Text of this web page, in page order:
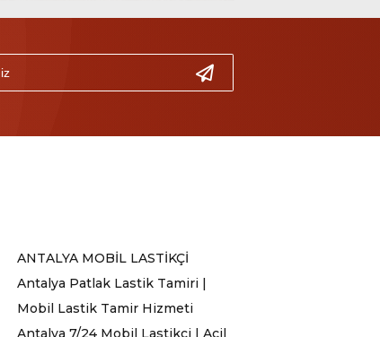
ANTALYA MOBİL LASTİKÇİ
Antalya Patlak Lastik Tamiri |
Mobil Lastik Tamir Hizmeti
Antalya 7/24 Mobil Lastikçi | Acil